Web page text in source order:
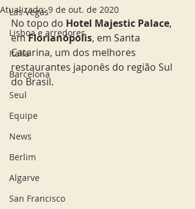
Las Vegas
Lisboa e arredores
Italia
Barcelona
Seul
Equipe
News
Berlim
Algarve
San Francisco
Atualizado:9 de out. de 2020
No topo do Hotel Majestic Palace,
em Florianópolis, em Santa
Catarina, um dos melhores
restaurantes japonês do região Sul
do Brasil.